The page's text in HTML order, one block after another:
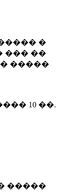
�
��� ��
�����
10 ��.
�����